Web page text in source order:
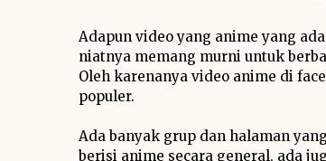
Adapun video yang anime yang
niatnya memang murni untuk
Oleh karenanya video anime di
populer.
Ada banyak grup dan halaman
berisi anime secara general, ada